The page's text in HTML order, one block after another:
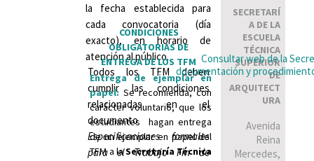
SECRETARÍ
A DE LA
ESCUELA
TÉCNICA
SUPERIOR
DE
ARQUITECT
URA
Avenida
Reina
Mercedes,
la fecha establecida para
cada convocatoria (día
exacto), en horario de
atención al público.
CONDICIONES
OBLIGATORIAS DE
ENTREGA DE LOS TFM
Todos los TFM deben
cumplir las condiciones
relacionadas en el
documento
Especificaciones formales
para el Trabajo Fin de
Consultar web de la
documentación y
Entrega de ejemplar en
papel: Se recomienda, con
carácter voluntario, que los
estudiantes hagan entrega
de un ejemplar en papel del
TFM a laSecretaría Técnica